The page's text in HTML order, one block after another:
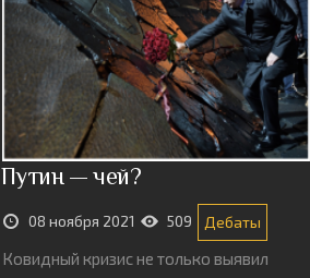
Путин — чей?
08 ноября 2021 509 Дебаты
Ковидный кризис не только выявил